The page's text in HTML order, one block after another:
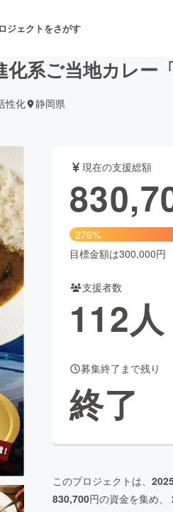
ジェクトをさがす
舞台・パフォーマンス
フード・飲食店
アニメ・漫画
ビューティー・ヘルスケア
Creation
コミュニティ
系ご当地カレー
性化 静岡県
現在の支援総額
276%
目標金額は300,000円
支援者数
112人
募集終了まで残り
終了
このプロジェクトは、
830,700円の資金を集め、